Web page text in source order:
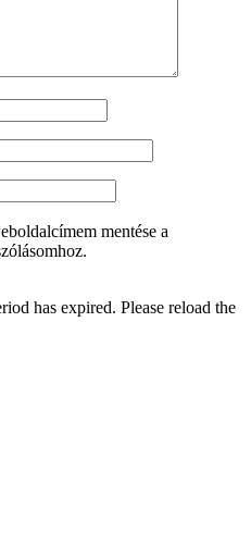
mentése a
has expired. Please reload the